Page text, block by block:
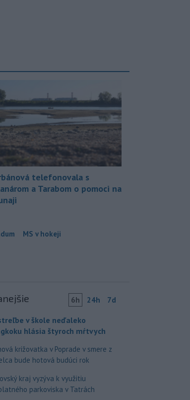
telefonovala s
a Tarabom o pomoci na
MS v hokeji
6h 24h 7d
v škole neďaleko
hlásia štyroch mŕtvych
križovatka v Poprade v smere z
bude hotová budúci rok
kraj vyzýva k využitiu
parkoviska v Tatrách